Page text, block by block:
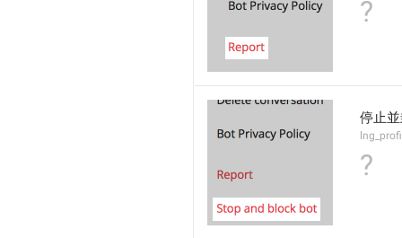
?
停止
?